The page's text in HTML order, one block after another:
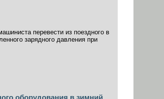
перевести из поездного в
зарядного давления при
оборудования в зимний